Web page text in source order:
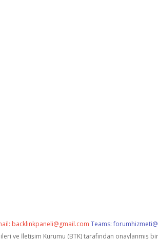
backlinkpaneli@gmail.com Teams:
ve İletişim Kurumu (BTK) tarafından